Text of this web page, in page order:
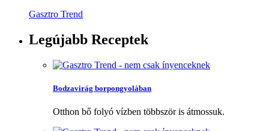
Gasztro Trend
Legújabb Receptek
Bodzavirág borpongyolában
Otthon bő folyó vízben többször is átmossuk.